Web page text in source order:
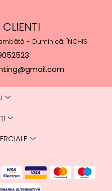
- Duminică: ÎNCHIS